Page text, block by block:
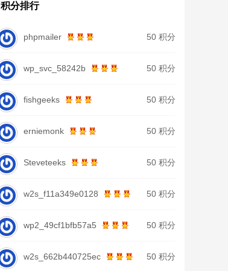
积分排行
phpmailer 50 积分
wp_svc_58242b 50 积分
fishgeeks 50 积分
erniemonk 50 积分
Steveteeks 50 积分
w2s_f11a349e0128 50 积分
wp2_49cf1bfb57a5 50 积分
w2s_662b440725ec 50 积分